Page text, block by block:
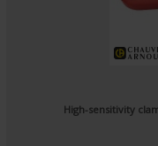
High-sensitivity